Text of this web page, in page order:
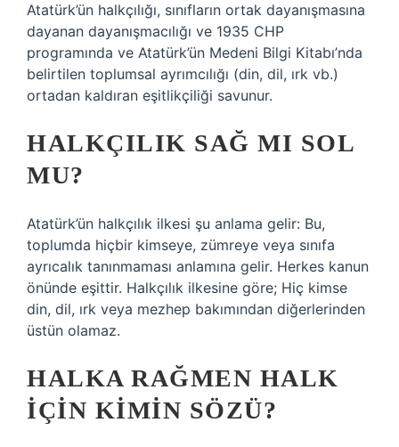
Atatürk’ün halkçılığı, sınıfların ortak dayanışmasına
dayanan dayanışmacılığı ve 1935 CHP
programında ve Atatürk’ün Medeni Bilgi Kitabı’nda
belirtilen toplumsal ayrımcılığı (din, dil, ırk vb.)
ortadan kaldıran eşitlikçiliği savunur.
HALKÇILIK SAĞ MI SOL
MU?
Atatürk’ün halkçılık ilkesi şu anlama gelir: Bu,
toplumda hiçbir kimseye, zümreye veya sınıfa
ayrıcalık tanınmaması anlamına gelir. Herkes kanun
önünde eşittir. Halkçılık ilkesine göre; Hiç kimse
din, dil, ırk veya mezhep bakımından diğerlerinden
üstün olamaz.
HALKA RAĞMEN HALK
IÇIN KIMIN SÖZÜ?